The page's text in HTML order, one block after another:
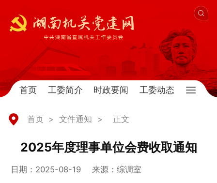
首页 工委简介 时政要闻 工委动态
首页 > 文件通知 > 正文
2025年度理事单位会费收取通知
日期：2025-08-19 来源：综调室